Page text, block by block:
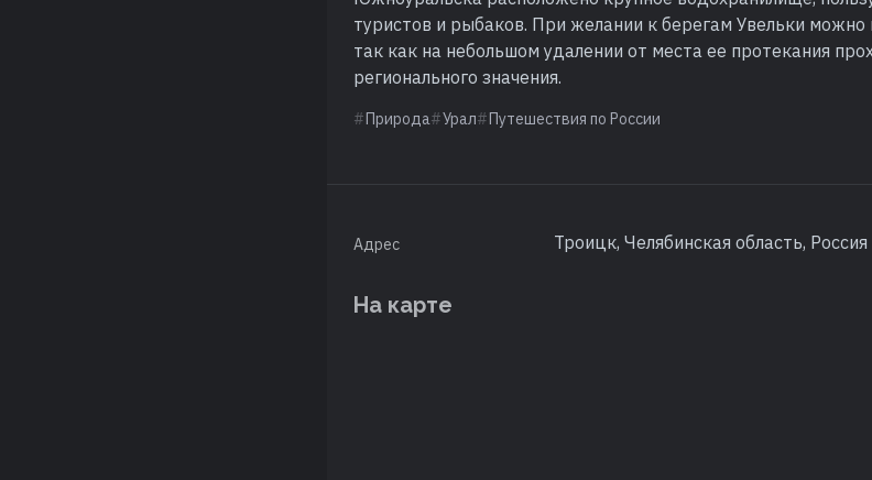
туристов и рыбаков. При желании к берегам Увельки
так как на небольшом удалении от места ее протекания
регионального значения.
Природа Урал Путешествия по России
Адрес Троицк, Челябинская область, Россия
На карте